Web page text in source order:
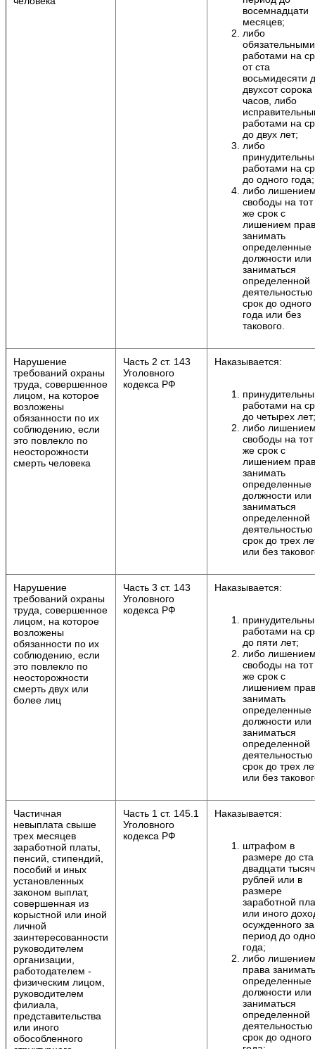
восемнадцати
месяцев;
либо
обязательными
работами на
от ста
восьмидесяти
двухсот сорока
часов, либо
работами на
до двух лет;
либо
работами на
до одного года;
либо
свободы на тот
же срок с
лишением
занимать
определенные
должности или
заниматься
определенной
срок до одного
года или без
такового.
Нарушение
требований охраны
труда, совершенное
лицом, на которое
возложены
обязанности по их
соблюдению, если
это повлекло по
неосторожности
смерть человека
Часть 2 ст. 143
Уголовного
кодекса РФ
Наказывается:
работами на
до четырех лет;
либо
свободы на тот
же срок с
лишением
занимать
определенные
должности или
заниматься
определенной
срок до трех
или без
Нарушение
требований охраны
труда, совершенное
лицом, на которое
возложены
обязанности по их
соблюдению, если
это повлекло по
неосторожности
смерть двух или
более лиц
Часть 3 ст. 143
Уголовного
кодекса РФ
Наказывается:
работами на
до пяти лет;
либо
свободы на тот
же срок с
лишением
занимать
определенные
должности или
заниматься
определенной
срок до трех
или без
Частичная
невыплата свыше
трех месяцев
заработной платы,
пенсий, стипендий,
пособий и иных
установленных
законом выплат,
совершенная из
корыстной или иной
личной
заинтересованности
руководителем
организации,
работодателем -
физическим лицом,
руководителем
филиала,
представительства
или иного
обособленного
Часть 1 ст. 145.1
Уголовного
кодекса РФ
Наказывается:
штрафом в
размере до ста
двадцати тысяч
рублей или в
размере
заработной
или иного
осужденного за
период до
года;
либо
права занимать
определенные
должности или
заниматься
определенной
срок до одного